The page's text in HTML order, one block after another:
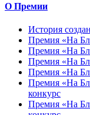
О Премии
История
Премия «На
Премия «На
Премия «На
Премия «На
Премия «На
конкурс
Премия «На